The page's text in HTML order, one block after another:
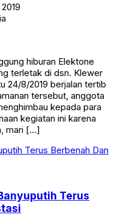
hiburan Elektone
terletak di dsn. Klewer
24/8/2019 berjalan tertib
tersebut, anggota
kepada para
kegiatan ini karena
mari […]
Terus